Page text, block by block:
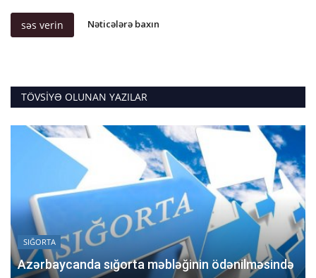
səs verin Nəticələrə baxın
TÖVSIYƏ OLUNAN YAZILAR
SIĞORTA
Azərbaycanda sığorta məbləğinin ödənilməsində